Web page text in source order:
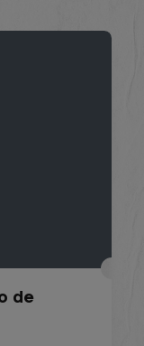
de